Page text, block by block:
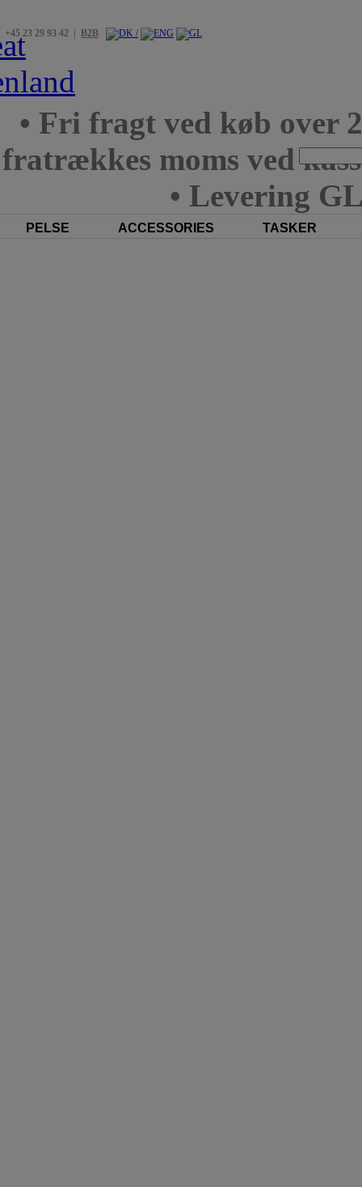
+45 23 29 93 42 | B2B
• Fri fragt ved køb over
fratrækkes moms ved
• Levering
PELSE ACCESSORIES TASKER